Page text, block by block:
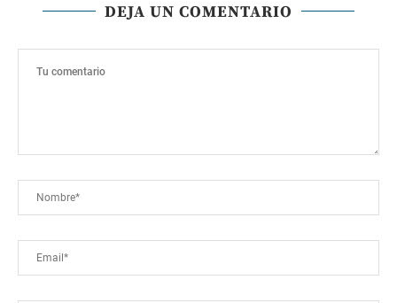
DEJA UN COMENTARIO